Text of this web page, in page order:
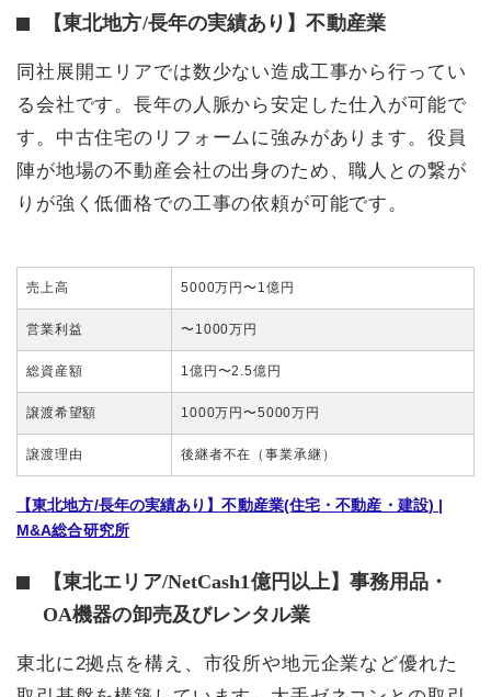
【東北地方/長年の実績あり】不動産業
同社展開エリアでは数少ない造成工事から行ってい
る会社です。長年の人脈から安定した仕入が可能で
す。中古住宅のリフォームに強みがあります。役員
陣が地場の不動産会社の出身のため、職人との繋が
りが強く低価格での工事の依頼が可能です。
売上高 5000万円〜1億円
営業利益 〜1000万円
総資産額 1億円〜2.5億円
譲渡希望額 1000万円〜5000万円
譲渡理由 後継者不在（事業承継）
【東北地方/長年の実績あり】不動産業(住宅・不動産・建設) |
M&A総合研究所
【東北エリア/NetCash1億円以上】事務用品・
OA機器の卸売及びレンタル業
東北に2拠点を構え、市役所や地元企業など優れた